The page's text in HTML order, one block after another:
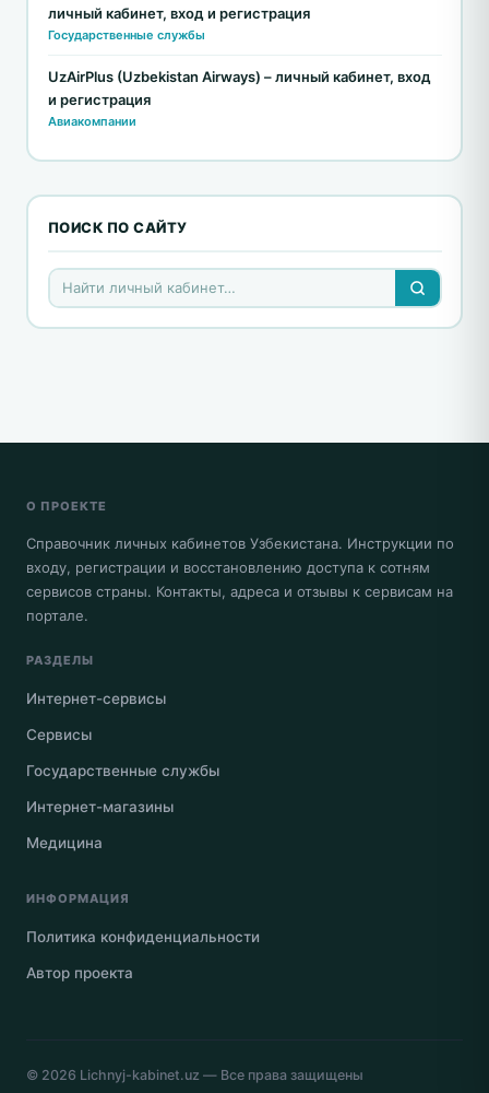
личный кабинет, вход и регистрация
Государственные службы
UzAirPlus (Uzbekistan Airways) – личный кабинет, вход
и регистрация
Авиакомпании
ПОИСК ПО САЙТУ
О ПРОЕКТЕ
Справочник личных кабинетов Узбекистана. Инструкции по
входу, регистрации и восстановлению доступа к сотням
сервисов страны. Контакты, адреса и отзывы к сервисам на
портале.
РАЗДЕЛЫ
Интернет-сервисы
Сервисы
Государственные службы
Интернет-магазины
Медицина
ИНФОРМАЦИЯ
Политика конфиденциальности
Автор проекта
© 2026 Lichnyj-kabinet.uz — Все права защищены